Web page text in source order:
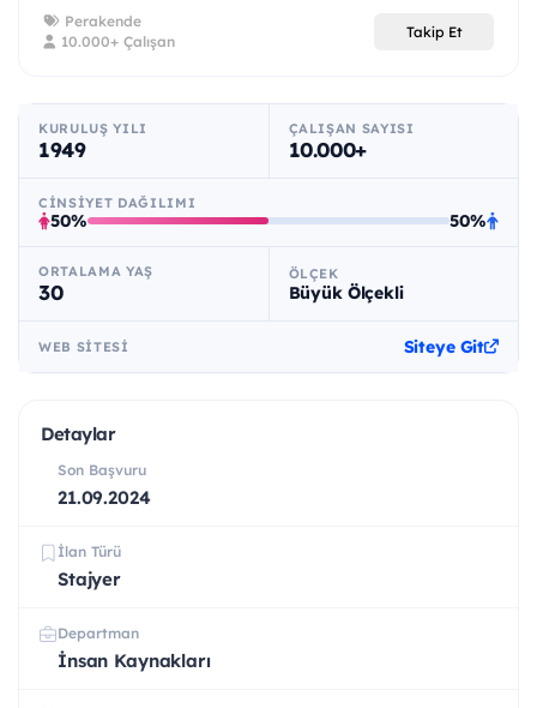
Perakende
10.000+ Çalışan
Takip Et
KURULUŞ YILI
1949
ÇALIŞAN SAYISI
10.000+
CINSIYET DAĞILIMI
50% 50%
ORTALAMA YAŞ
30
ÖLÇEK
Büyük Ölçekli
WEB SITESI Siteye Git
Detaylar
Son Başvuru
21.09.2024
İlan Türü
Stajyer
Departman
İnsan Kaynakları